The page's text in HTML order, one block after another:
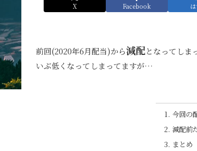
X Facebook
前回(2020年6月配当)から減配となってしま
いぶ低くなってしまってますが…
今回の
減配前
まとめ